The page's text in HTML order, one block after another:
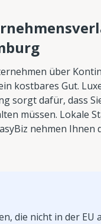
über
kostbares Gut.
sorgt dafür, dass
müssen. Lokale
nehmen Ihnen
die nicht in der EU